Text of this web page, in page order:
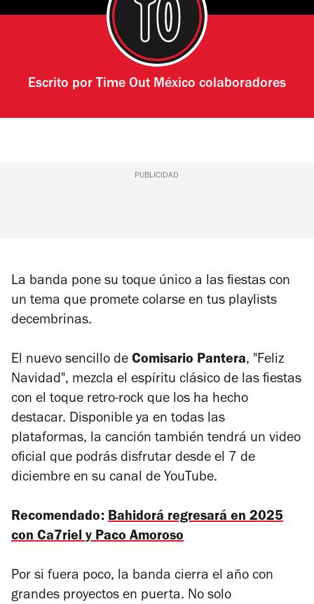
Escrito por Time Out México colaboradores
PUBLICIDAD
La banda pone su toque único a las fiestas con
un tema que promete colarse en tus playlists
decembrinas.
El nuevo sencillo de Comisario Pantera, "Feliz
Navidad", mezcla el espíritu clásico de las fiestas
con el toque retro-rock que los ha hecho
destacar. Disponible ya en todas las
plataformas, la canción también tendrá un video
oficial que podrás disfrutar desde el 7 de
diciembre en su canal de YouTube.
Recomendado: Bahidorá regresará en 2025
con Ca7riel y Paco Amoroso
Por si fuera poco, la banda cierra el año con
grandes proyectos en puerta. No solo